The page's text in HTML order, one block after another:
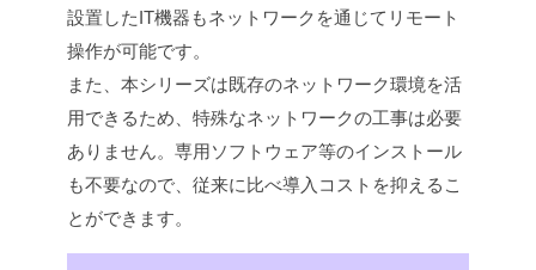
設置したIT機器もネットワークを通じてリモート
操作が可能です。
また、本シリーズは既存のネットワーク環境を活
用できるため、特殊なネットワークの工事は必要
ありません。専用ソフトウェア等のインストール
も不要なので、従来に比べ導入コストを抑えるこ
とができます。